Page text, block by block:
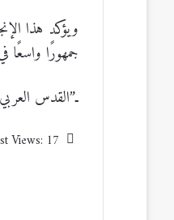
ويؤكد هذا
جمهورًا واسعًا
ـ”القدس
Views: 17